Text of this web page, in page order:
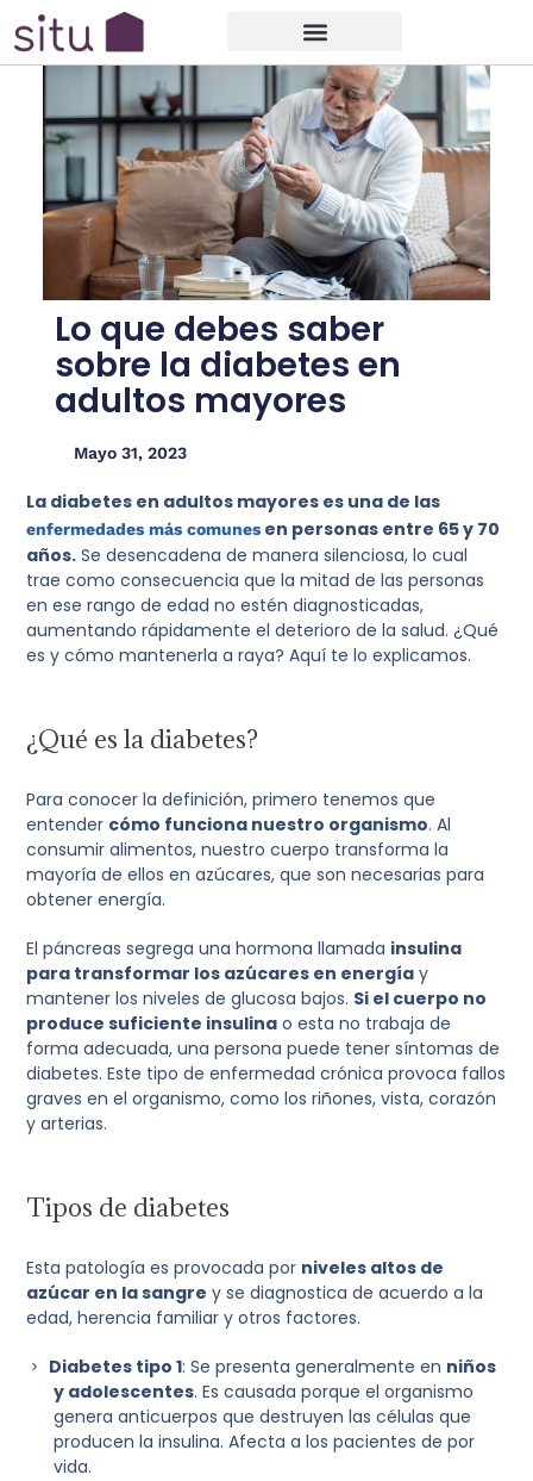
Lo que debes saber
sobre la diabetes en
adultos mayores
Mayo 31, 2023
La diabetes en adultos mayores es una de las
enfermedades más comunes en personas entre 65 y 70
años. Se desencadena de manera silenciosa, lo cual
trae como consecuencia que la mitad de las personas
en ese rango de edad no estén diagnosticadas,
aumentando rápidamente el deterioro de la salud. ¿Qué
es y cómo mantenerla a raya? Aquí te lo explicamos.
¿Qué es la diabetes?
Para conocer la definición, primero tenemos que
entender cómo funciona nuestro organismo. Al
consumir alimentos, nuestro cuerpo transforma la
mayoría de ellos en azúcares, que son necesarias para
obtener energía.
El páncreas segrega una hormona llamada insulina
para transformar los azúcares en energía y
mantener los niveles de glucosa bajos. Si el cuerpo no
produce suficiente insulina o esta no trabaja de
forma adecuada, una persona puede tener síntomas de
diabetes. Este tipo de enfermedad crónica provoca fallos
graves en el organismo, como los riñones, vista, corazón
y arterias.
Tipos de diabetes
Esta patología es provocada por niveles altos de
azúcar en la sangre y se diagnostica de acuerdo a la
edad, herencia familiar y otros factores.
Diabetes tipo 1: Se presenta generalmente en niños
y adolescentes. Es causada porque el organismo
genera anticuerpos que destruyen las células que
producen la insulina. Afecta a los pacientes de por
vida.